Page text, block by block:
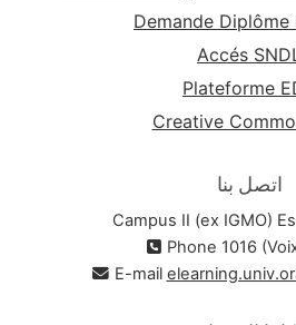
Demande Diplôme
Accés
Plateforme
Creative
اتصل بنا
Campus II (ex IGMO)
Phone 1016
E-mail